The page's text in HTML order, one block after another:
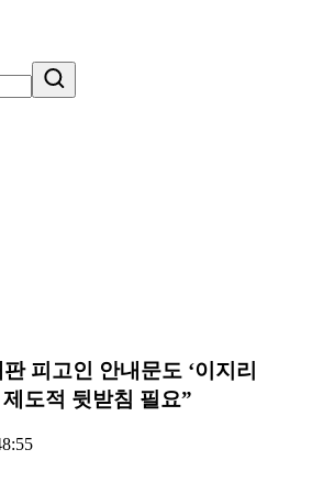
피고인 안내문도 ‘이지리
도적 뒷받침 필요”